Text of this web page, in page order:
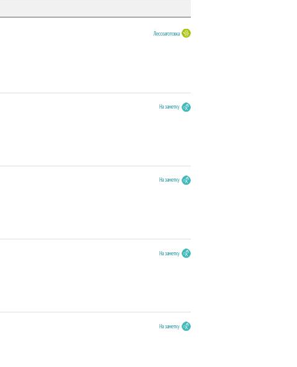
Лесозаготовка
На заметку
На заметку
На заметку
На заметку